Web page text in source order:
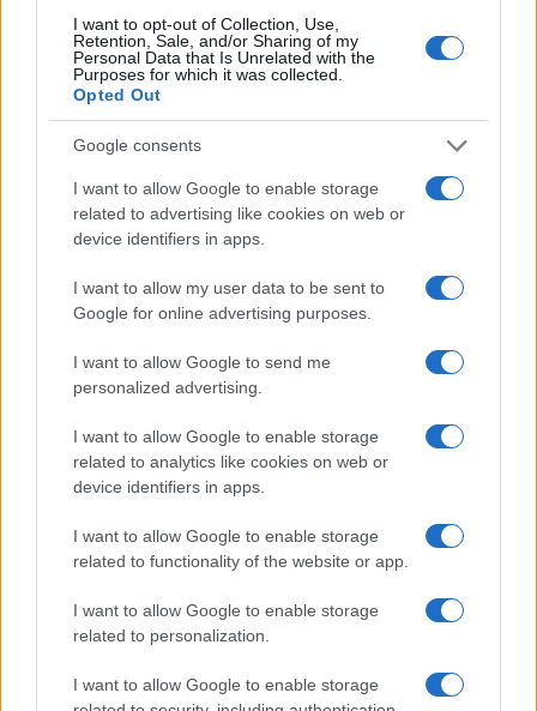
I want to opt-out of Collection, Use,
Retention, Sale, and/or Sharing of my
Personal Data that Is Unrelated with the
Purposes for which it was collected.
Opted Out
Google consents
I want to allow Google to enable storage
related to advertising like cookies on web or
device identifiers in apps.
I want to allow my user data to be sent to
Google for online advertising purposes.
I want to allow Google to send me
personalized advertising.
I want to allow Google to enable storage
related to analytics like cookies on web or
device identifiers in apps.
I want to allow Google to enable storage
related to functionality of the website or app.
I want to allow Google to enable storage
related to personalization.
I want to allow Google to enable storage
che i governi utilizzino la scusa di cancellare parte
del loro debito con la decisione di cancellare gran
parte dei nostri risparmi?
Prendiamo il caso italiano ad
A fronte di un debito pubblico di 2.600 miliardi di
euro ci sono 4.420 miliardi di risparmi liquidi ed
oltre 6.000 miliardi proprietà immobiliari per un
facile con la Ricchezza Privata sanare il Debito
Pubblico?
Bisogna ricordare che questa non è una teoria
moderna teoria monetaria, infatti, iniziano la loro
premessa affermando che i disavanzi pubblici
sono compensati dalle famiglie e dai risparmi del